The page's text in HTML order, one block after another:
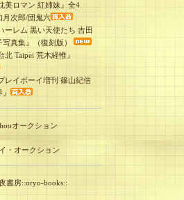
美ロマン 紅姉妹』全4
次郎/団鬼六
ーレム 黒い天使たち 吉田
写真集』（復刻版）
北 Taipei 荒木経惟』
レイボーイ増刊 篠山紀信
オークション
書房::oryo-books::